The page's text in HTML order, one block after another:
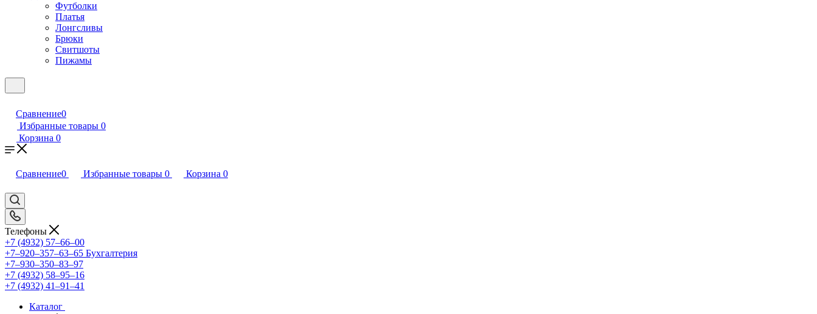
Футболки
Платья
Лонгсливы
Брюки
Свитшоты
Пижамы
Сравнение0
Избранные товары 0
Корзина 0
Сравнение0 Избранные товары 0 Корзина 0
Телефоны
+7 (4932) 57‒66‒00
+7‒920‒357‒63‒65 Бухгалтерия
+7‒930‒350‒83‒97
+7 (4932) 58‒95‒16
+7 (4932) 41‒91‒41
Каталог